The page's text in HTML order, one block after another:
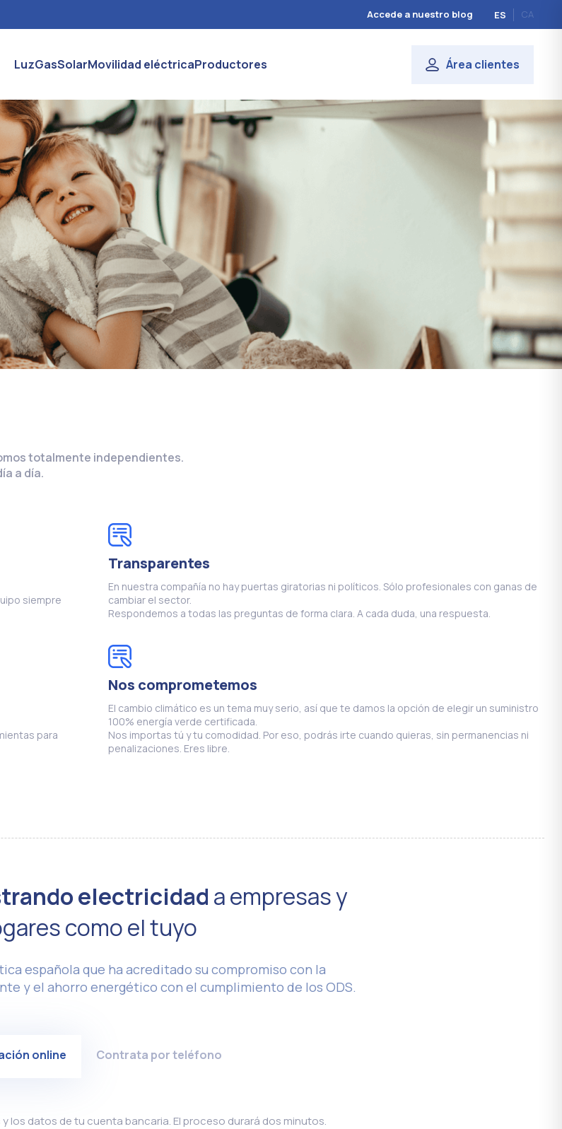
Accede a nuestro blog ES CA
LuzGasSolarMovilidad eléctricaProductores Área clientes
totalmente independientes.
a día.
siempre
Transparentes
En nuestra compañía no hay puertas giratorias ni políticos. Sólo profesionales con ganas de
cambiar el sector.
Respondemos a todas las preguntas de forma clara. A cada duda, una respuesta.
para
Nos comprometemos
El cambio climático es un tema muy serio, así que te damos la opción de elegir un suministro
100% energía verde certificada.
Nos importas tú y tu comodidad. Por eso, podrás irte cuando quieras, sin permanencias ni
penalizaciones. Eres libre.
electricidad a empresas y
como el tuyo
española que ha acreditado su compromiso con la
y el ahorro energético con el cumplimiento de los ODS.
online Contrata por teléfono
los datos de tu cuenta bancaria. El proceso durará dos minutos.